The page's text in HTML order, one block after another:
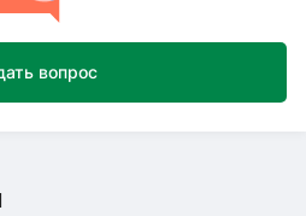
вопрос